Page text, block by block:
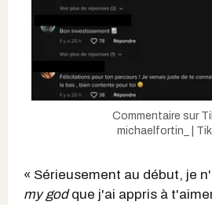
Commentaire sur
michaelfortin_ |
« Sérieusement au début, je
my godque j'ai appris à